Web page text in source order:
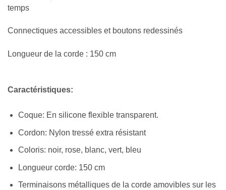
temps
Connectiques accessibles et boutons redessinés
Longueur de la corde : 150 cm
Caractéristiques:
Coque: En silicone flexible transparent.
Cordon: Nylon tressé extra résistant
Coloris: noir, rose, blanc, vert, bleu
Longueur corde: 150 cm
Terminaisons métalliques de la corde amovibles sur les